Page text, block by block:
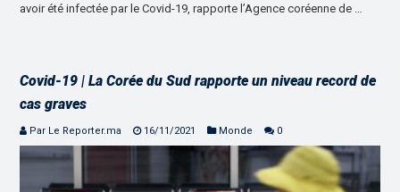
avoir été infectée par le Covid-19, rapporte l’Agence coréenne de …
Covid-19 | La Corée du Sud rapporte un niveau record de
cas graves
Par Le Reporter.ma 16/11/2021 Monde 0